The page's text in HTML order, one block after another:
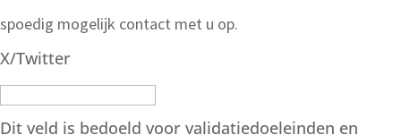
spoedig mogelijk contact met u op.
X/Twitter
Dit veld is bedoeld voor validatiedoeleinden en